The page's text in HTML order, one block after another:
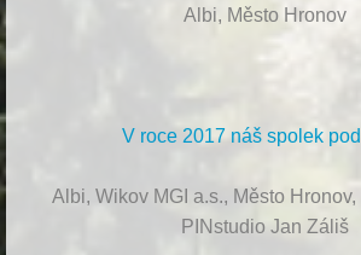
Albi, Město Hronov
V roce 2017 náš spolek
Albi, Wikov MGI a.s., Město
PINstudio Jan Záliš